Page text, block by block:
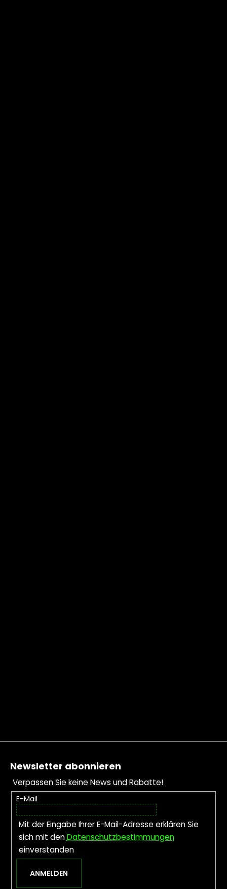
Fußzeile
Newsletter abonnieren
Verpassen Sie keine News und Rabatte!
E-Mail
Mit der Eingabe Ihrer E-Mail-Adresse erklären Sie
sich mit denDatenschutzbestimmungen
einverstanden
ANMELDEN